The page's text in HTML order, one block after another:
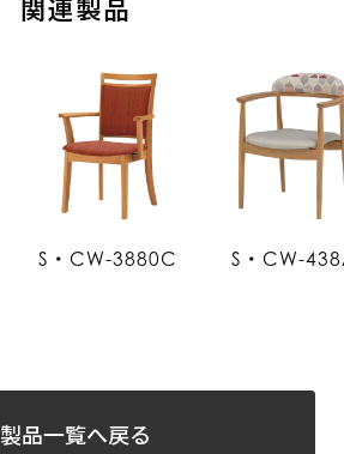
関連製品
S・CW-3880C S・CW-
製品一覧へ戻る